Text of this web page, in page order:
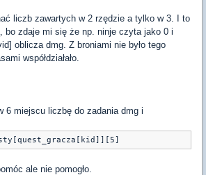
liczb zawartych w 2 rzędzie a tylko w 3. I to
bo zdaje mi się że np. ninje czyta jako 0 i
oblicza dmg. Z broniami nie było tego
współdziałało.
6 miejscu liczbę do zadania dmg i
ale nie pomogło.